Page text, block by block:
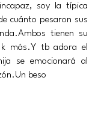
soy la típica
cuánto pesaron sus
tienen su
más.Y tb adora el
se emocionará al
beso